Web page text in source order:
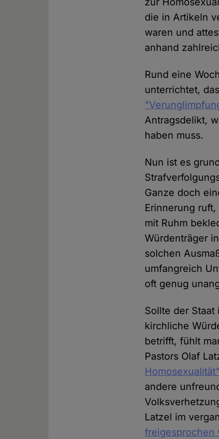
die in Artikeln
waren und
anhand
Rund eine
unterrichtet,
Antragsdelikt,
haben muss.
Nun ist es
Ganze doch
Erinnerung
mit Ruhm
Würdenträger
solchen
umfangreich
oft genug
Sollte der
kirchliche
betrifft, fühlt
Pastors Olaf
andere
Latzel im
freigesprochen